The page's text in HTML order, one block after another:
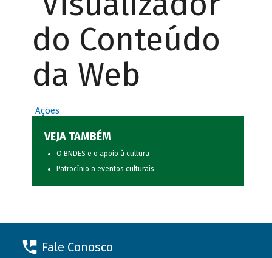
do Conteúdo
da Web
Ações
VEJA TAMBÉM
O BNDES e o apoio à cultura
Patrocínio a eventos culturais
Fale Conosco